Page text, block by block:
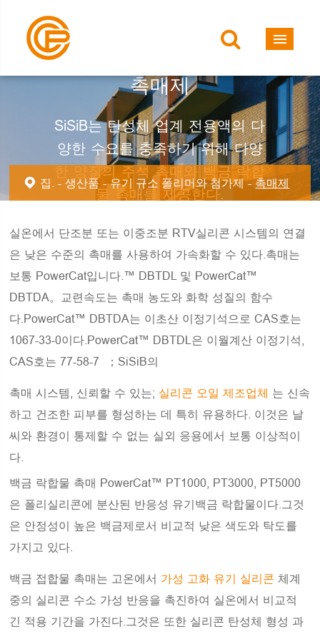
촉매제
SiSiB는 탄성체 업계 전용액의 다
양한 수요를 충족하기 위해 다양
한 양질의 주석 촉매와 백금 락합
물 촉매를 제공한다.
집. 생산품 유기 규소 폴리머와 첨가제 촉매제
실온에서 단조분 또는 이중조분 RTV실리콘 시스템의 연결
은 낮은 수준의 촉매를 사용하여 가속화할 수 있다.촉매는
보통 PowerCat입니다.™ DBTDL 및 PowerCat™
DBTDA。교련속도는 촉매 농도와 화학 성질의 함수
다.PowerCat™ DBTDA는 이초산 이정기석으로 CAS호는
1067-33-0이다.PowerCat™ DBTDL은 이월계산 이정기석,
CAS호는 77-58-7 ；SiSiB의
촉매 시스템, 신뢰할 수 있는; 실리콘 오일 제조업체 는 신속
하고 건조한 피부를 형성하는 데 특히 유용하다. 이것은 날
씨와 환경이 통제할 수 없는 실외 응용에서 보통 이상적이
다.
백금 락합물 촉매 PowerCat™ PT1000, PT3000, PT5000
은 폴리실리콘에 분산된 반응성 유기백금 락합물이다.그것
은 안정성이 높은 백금제로서 비교적 낮은 색도와 탁도를
가지고 있다.
백금 접합물 촉매는 고온에서 가성 고화 유기 실리콘 체계
중의 실리콘 수소 가성 반응을 촉진하여 실온에서 비교적
긴 적용 기간을 가진다.그것은 또한 실리콘 탄성체 형성 과